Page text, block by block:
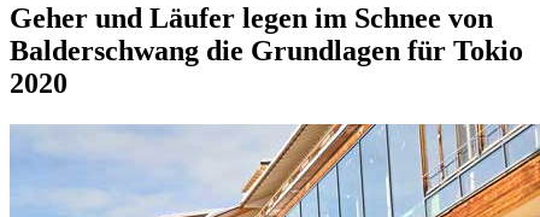
Geher und Läufer legen im Schnee von
Balderschwang die Grundlagen für Tokio
2020